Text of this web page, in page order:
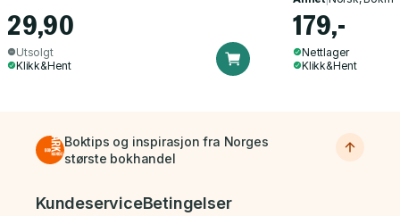
29,90
Utsolgt
Klikk&Hent
179,-
Nettlager
Klikk&Hent
Boktips og inspirasjon fra Norges
største bokhandel
Bunnmeny
KundeserviceBetingelser